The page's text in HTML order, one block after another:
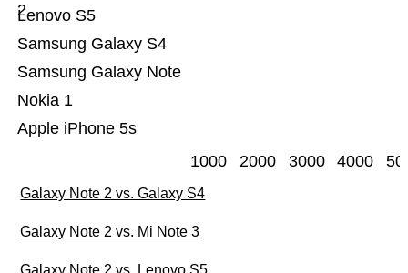
Apple iPhone 5s
Nokia 1
Samsung Galaxy Note
Samsung Galaxy S4
Lenovo S5
2
1000 2000 3000 4000
Galaxy Note 2 vs. Galaxy S4
Galaxy Note 2 vs. Mi Note 3
Galaxy Note 2 vs. Lenovo S5